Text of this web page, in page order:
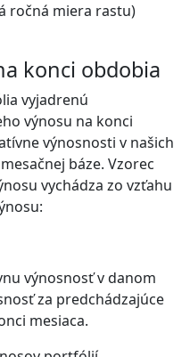
ročná miera rastu)
konci obdobia
vyjadrenú
výnosu na konci
výnosnosti v našich
báze. Vzorec
vychádza zo vzťahu
výnosnosť v danom
za predchádzajúce
mesiaca.